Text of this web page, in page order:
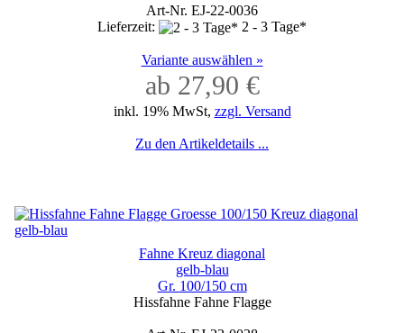
Art-Nr. EJ-22-0036
Lieferzeit:
2 - 3 Tage*
Variante auswählen »
ab 27,90 €
inkl. 19% MwSt, zzgl. Versand
Zu den Artikeldetails ...
Fahne Kreuz diagonal
gelb-blau
Gr. 100/150 cm
Hissfahne Fahne Flagge